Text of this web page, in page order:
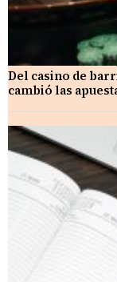
Del casino de
cambió las